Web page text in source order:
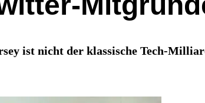
ist nicht der klassische Tech-